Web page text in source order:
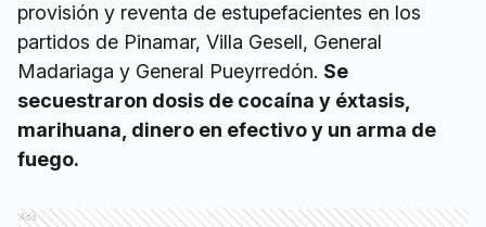
provisión y reventa de estupefacientes en los
partidos de Pinamar, Villa Gesell, General
Madariaga y General Pueyrredón. Se
secuestraron dosis de cocaína y éxtasis,
marihuana, dinero en efectivo y un arma de
fuego.
Ads